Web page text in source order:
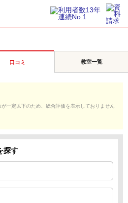
口コミ 教室一覧
一定以下のため、総合評価を表示しておりません
探す